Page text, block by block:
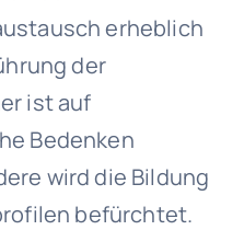
erheblich
der
ist auf
Bedenken
wird die Bildung
befürchtet.